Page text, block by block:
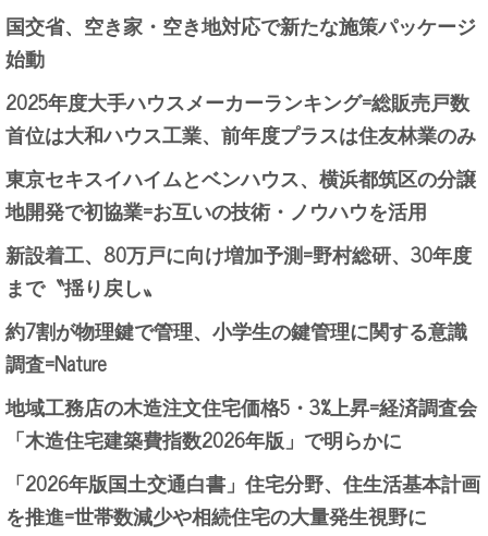
国交省、空き家・空き地対応で新たな施策パッケージ
始動
2025年度大手ハウスメーカーランキング=総販売戸数
首位は大和ハウス工業、前年度プラスは住友林業のみ
東京セキスイハイムとベンハウス、横浜都筑区の分譲
地開発で初協業=お互いの技術・ノウハウを活用
新設着工、80万戸に向け増加予測=野村総研、30年度
まで〝揺り戻し〟
約7割が物理鍵で管理、小学生の鍵管理に関する意識
調査=Nature
地域工務店の木造注文住宅価格5・3%上昇=経済調査会
「木造住宅建築費指数2026年版」で明らかに
「2026年版国土交通白書」住宅分野、住生活基本計画
を推進=世帯数減少や相続住宅の大量発生視野に